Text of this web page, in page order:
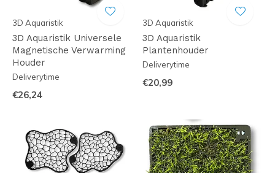
3D Aquaristik
3D Aquaristik Universele
Magnetische Verwarming
Houder
Deliverytime
€26,24
3D Aquaristik
3D Aquaristik
Plantenhouder
Deliverytime
€20,99